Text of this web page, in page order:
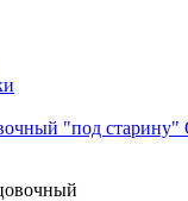
"под старину"